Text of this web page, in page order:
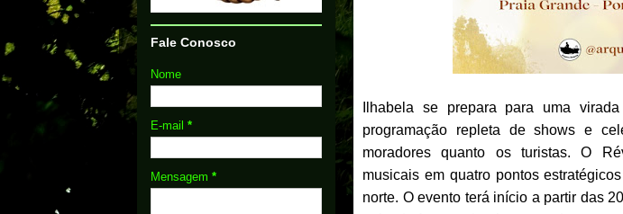
Ilhabela se prepara para uma
programação repleta de shows e
moradores quanto os turistas. O
musicais em quatro pontos
norte. O evento terá início a partir das
Fale Conosco
Nome
E-mail *
Mensagem *